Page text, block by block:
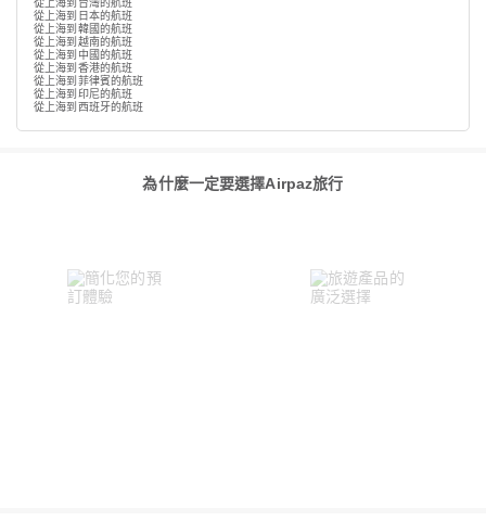
從上海到台灣的航班
從上海到日本的航班
從上海到韓國的航班
從上海到越南的航班
從上海到中國的航班
從上海到香港的航班
從上海到菲律賓的航班
從上海到印尼的航班
從上海到西班牙的航班
為什麼一定要選擇Airpaz旅行